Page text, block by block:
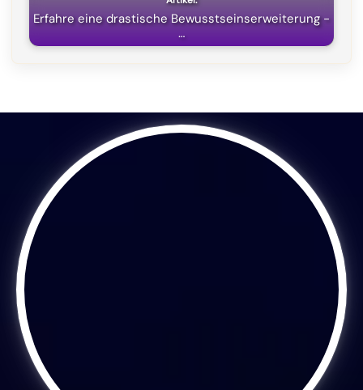
Erfahre eine drastische Bewusstseinserweiterung -
…